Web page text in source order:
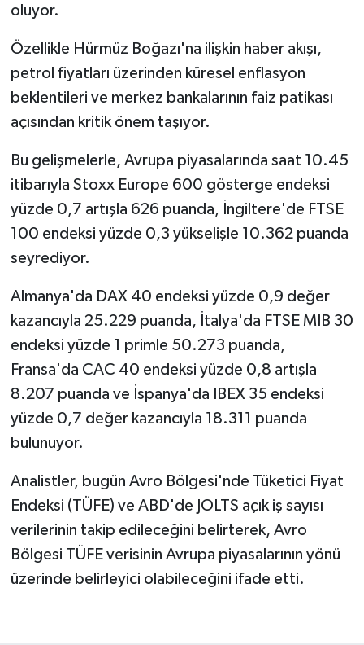
oluyor.
Özellikle Hürmüz Boğazı'na ilişkin haber akışı,
petrol fiyatları üzerinden küresel enflasyon
beklentileri ve merkez bankalarının faiz patikası
açısından kritik önem taşıyor.
Bu gelişmelerle, Avrupa piyasalarında saat 10.45
itibarıyla Stoxx Europe 600 gösterge endeksi
yüzde 0,7 artışla 626 puanda, İngiltere'de FTSE
100 endeksi yüzde 0,3 yükselişle 10.362 puanda
seyrediyor.
Almanya'da DAX 40 endeksi yüzde 0,9 değer
kazancıyla 25.229 puanda, İtalya'da FTSE MIB 30
endeksi yüzde 1 primle 50.273 puanda,
Fransa'da CAC 40 endeksi yüzde 0,8 artışla
8.207 puanda ve İspanya'da IBEX 35 endeksi
yüzde 0,7 değer kazancıyla 18.311 puanda
bulunuyor.
Analistler, bugün Avro Bölgesi'nde Tüketici Fiyat
Endeksi (TÜFE) ve ABD'de JOLTS açık iş sayısı
verilerinin takip edileceğini belirterek, Avro
Bölgesi TÜFE verisinin Avrupa piyasalarının yönü
üzerinde belirleyici olabileceğini ifade etti.